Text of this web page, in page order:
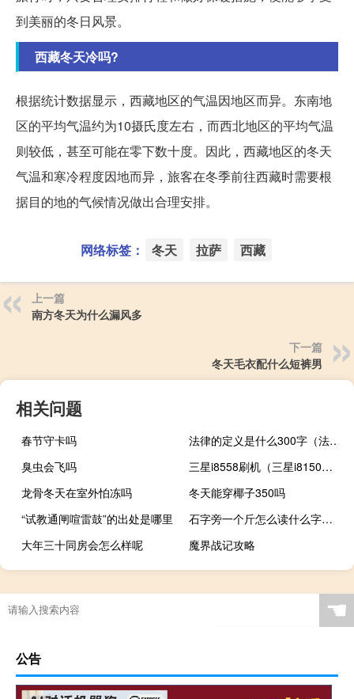
到美丽的冬日风景。
西藏冬天冷吗?
根据统计数据显示，西藏地区的气温因地区而异。东南地
区的平均气温约为10摄氏度左右，而西北地区的平均气温
则较低，甚至可能在零下数十度。因此，西藏地区的冬天
气温和寒冷程度因地而异，旅客在冬季前往西藏时需要根
据目的地的气候情况做出合理安排。
网络标签： 冬天 拉萨 西藏
上一篇
南方冬天为什么漏风多
下一篇
冬天毛衣配什么短裤男
相关问题
春节守卡吗
法律的定义是什么300字（法律的定义是什么）
臭虫会飞吗
三星i8558刷机（三星i8150刷机教程）
龙骨冬天在室外怕冻吗
冬天能穿椰子350吗
“试教通闸喧雷鼓”的出处是哪里
石字旁一个斤怎么读什么字（石字旁一个斤怎么读）
大年三十同房会怎么样呢
魔界战记攻略
☚
公告